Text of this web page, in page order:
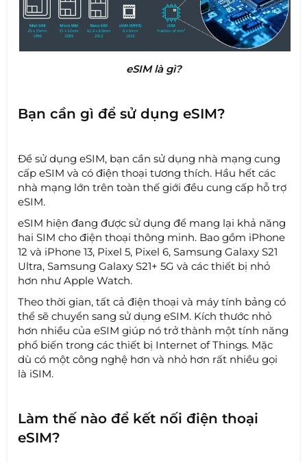
eSIM là gì?
Bạn cần gì để sử dụng eSIM?
Để sử dụng eSIM, bạn cần sử dụng nhà mạng cung
cấp eSIM và có điện thoại tương thích. Hầu hết các
nhà mạng lớn trên toàn thế giới đều cung cấp hỗ trợ
eSIM.
eSIM hiện đang được sử dụng để mang lại khả năng
hai SIM cho điện thoại thông minh. Bao gồm iPhone
12 và iPhone 13, Pixel 5, Pixel 6, Samsung Galaxy S21
Ultra, Samsung Galaxy S21+ 5G và các thiết bị nhỏ
hơn như Apple Watch.
Theo thời gian, tất cả điện thoại và máy tính bảng có
thể sẽ chuyển sang sử dụng eSIM. Kích thước nhỏ
hơn nhiều của eSIM giúp nó trở thành một tính năng
phổ biến trong các thiết bị Internet of Things. Mặc
dù có một công nghệ hơn và nhỏ hơn rất nhiều gọi
là iSIM.
Làm thế nào để kết nối điện thoại
eSIM?